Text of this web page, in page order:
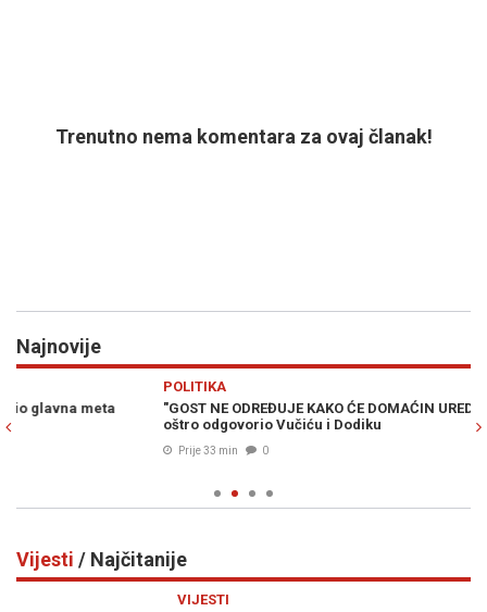
Trenutno nema komentara za ovaj članak!
Najnovije
"GOST NE ODREĐUJE KAKO ĆE DOMAĆIN UREDITI KUĆU": Helez
oštro odgovorio Vučiću i Dodiku
Vijesti / Najčitanije